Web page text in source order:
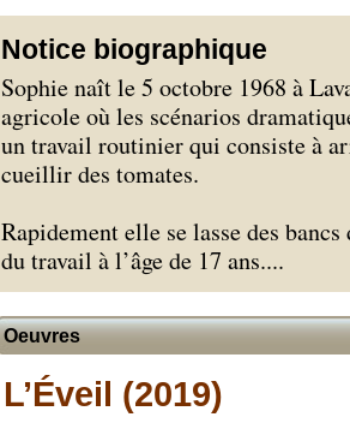
Notice biographique
Sophie naît le 5 octobre 1968 à
agricole où les scénarios
un travail routinier qui consiste à
cueillir des tomates.
Rapidement elle se lasse des
du travail à l’âge de 17 ans....
Oeuvres
L’Éveil (2019)